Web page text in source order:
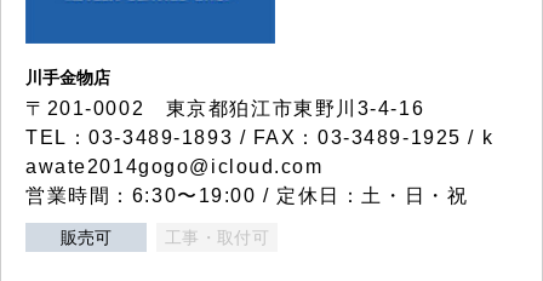
川手金物店
〒201-0002 東京都狛江市東野川3-4-16
TEL：03-3489-1893 / FAX：03-3489-1925 / k
awate2014gogo@icloud.com
営業時間：6:30〜19:00 / 定休日：土・日・祝
販売可 工事・取付可